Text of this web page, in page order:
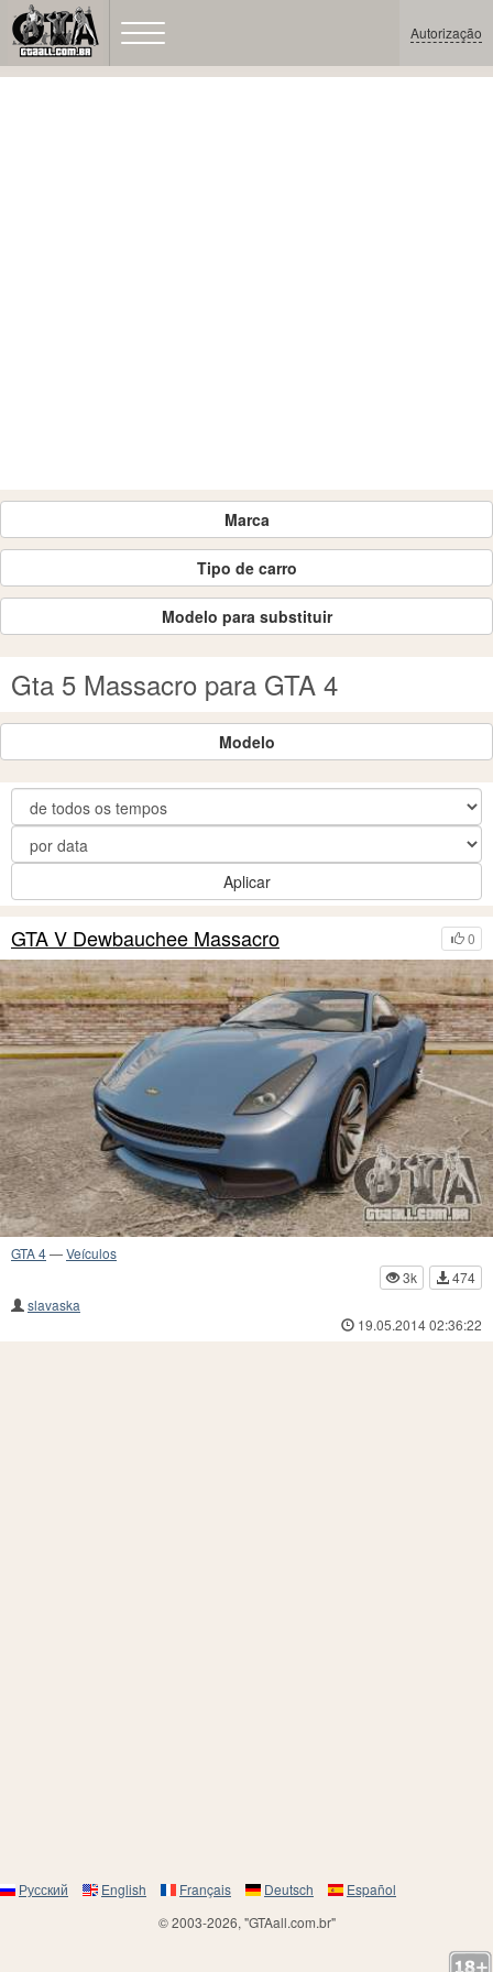
Autorização
Marca
Tipo de carro
Modelo para substituir
Gta 5 Massacro para GTA 4
Modelo
Aplicar
0
GTA V Dewbauchee Massacro
GTA 4—Veículos
3k
474
slavaska
19.05.2014 02:36:22
Русский English Français Deutsch
Español
© 2003-2026, "GTAall.com.br"